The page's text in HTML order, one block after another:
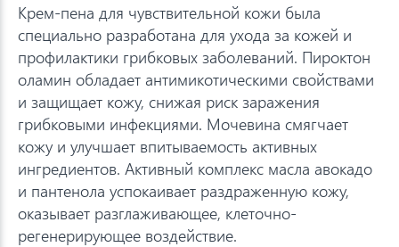
Крем-пена для чувствительной кожи была
специально разработана для ухода за кожей и
профилактики грибковых заболеваний. Пироктон
оламин обладает антимикотическими свойствами
и защищает кожу, снижая риск заражения
грибковыми инфекциями. Мочевина смягчает
кожу и улучшает впитываемость активных
ингредиентов. Активный комплекс масла авокадо
и пантенола успокаивает раздраженную кожу,
оказывает разглаживающее, клеточно-
регенерирующее воздействие.